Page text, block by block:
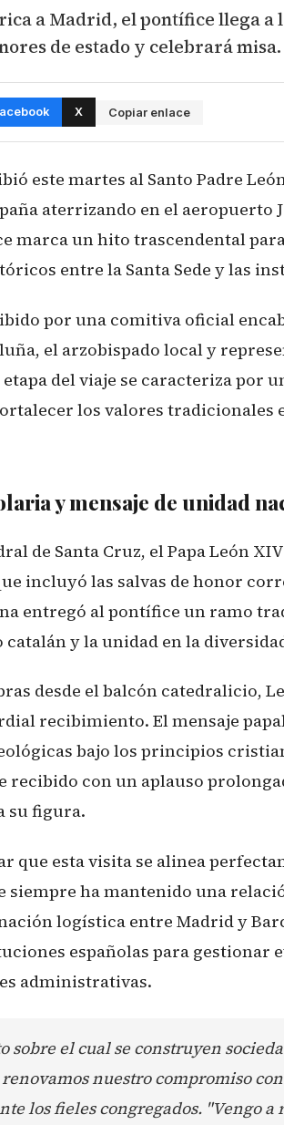
a Madrid, el pontífice llega a
de estado y celebrará misa.
X Copiar enlace
este martes al Santo Padre
aterrizando en el aeropuerto
marca un hito trascendental
entre la Santa Sede y las
por una comitiva oficial
el arzobispado local y
del viaje se caracteriza por
los valores tradicionales
y mensaje de unidad
de Santa Cruz, el Papa León
incluyó las salvas de honor
entregó al pontífice un ramo
y la unidad en la
desde el balcón catedralicio,
recibimiento. El mensaje
bajo los principios
recibido con un aplauso
su figura.
que esta visita se alinea
siempre ha mantenido una
logística entre Madrid y
españolas para gestionar
administrativas.
sobre el cual se construyen
renovamos nuestro compromiso
los fieles congregados. "Vengo